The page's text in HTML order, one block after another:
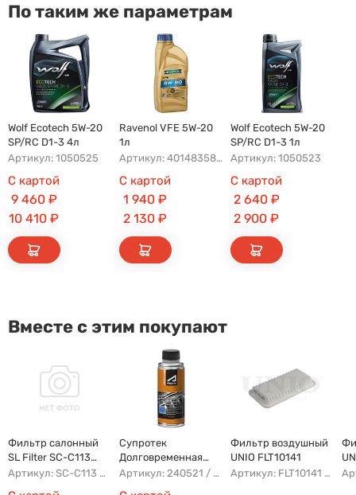
По таким же параметрам
Wolf Ecotech 5W-20
SP/RC D1-3 4л
Артикул: 1050525
С картой
9 460₽
10 410 ₽
Ravenol VFE 5W-20
1л
Артикул: 4014835846036
С картой
1 940 ₽
2 130 ₽
Wolf Ecotech 5W-20
SP/RC D1-3 1л
Артикул: 1050523
С картой
2 640₽
2 900 ₽
Вместе с этим покупают
Фильтр салонный
SL Filter SC-C113
(AG779CF)
Артикул: SC-C113 AFW1107 8104400XKZ96A AG779CF
Супротек
Долговременная
Промывка
Артикул: 240521 / 122929
Фильтр воздушный
UNIO FLT10141
Артикул: FLT10141 AFAD087 AG302ECO AP142/3